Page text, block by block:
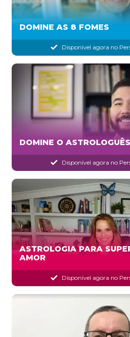
DOMINE AS 8 FOMES
Disponível agora no
DOMINE O
Disponível agora no
ASTROLOGIA PARA
AMOR
Disponível agora no